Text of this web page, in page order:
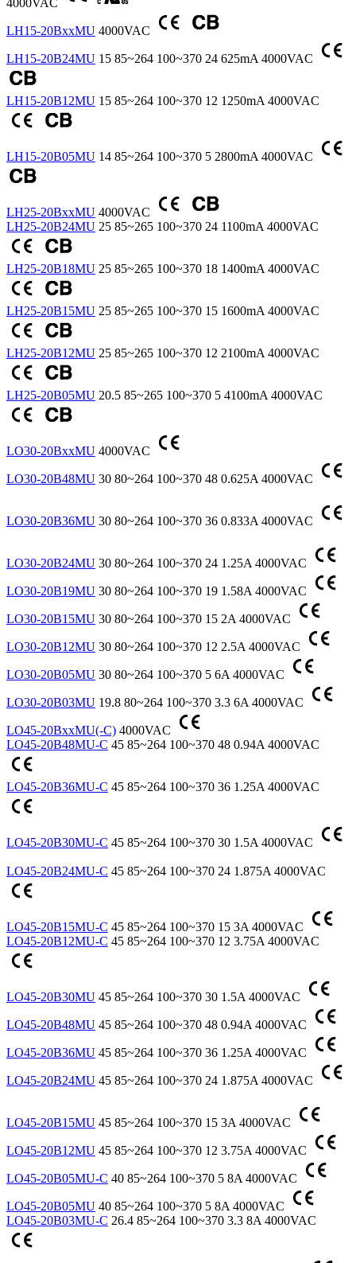
4000VAC
LH15-20BxxMU 4000VAC
LH15-20B24MU 15 85~264 100~370 24 625mA 4000VAC
LH15-20B12MU 15 85~264 100~370 12 1250mA 4000VAC
LH15-20B05MU 14 85~264 100~370 5 2800mA 4000VAC
LH25-20BxxMU 4000VAC
LH25-20B24MU 25 85~265 100~370 24 1100mA 4000VAC
LH25-20B18MU 25 85~265 100~370 18 1400mA 4000VAC
LH25-20B15MU 25 85~265 100~370 15 1600mA 4000VAC
LH25-20B12MU 25 85~265 100~370 12 2100mA 4000VAC
LH25-20B05MU 20.5 85~265 100~370 5 4100mA 4000VAC
LO30-20BxxMU 4000VAC
LO30-20B48MU 30 80~264 100~370 48 0.625A 4000VAC
LO30-20B36MU 30 80~264 100~370 36 0.833A 4000VAC
LO30-20B24MU 30 80~264 100~370 24 1.25A 4000VAC
LO30-20B19MU 30 80~264 100~370 19 1.58A 4000VAC
LO30-20B15MU 30 80~264 100~370 15 2A 4000VAC
LO30-20B12MU 30 80~264 100~370 12 2.5A 4000VAC
LO30-20B05MU 30 80~264 100~370 5 6A 4000VAC
LO30-20B03MU 19.8 80~264 100~370 3.3 6A 4000VAC
LO45-20BxxMU(-C) 4000VAC
LO45-20B48MU-C 45 85~264 100~370 48 0.94A 4000VAC
LO45-20B36MU-C 45 85~264 100~370 36 1.25A 4000VAC
LO45-20B30MU-C 45 85~264 100~370 30 1.5A 4000VAC
LO45-20B24MU-C 45 85~264 100~370 24 1.875A 4000VAC
LO45-20B15MU-C 45 85~264 100~370 15 3A 4000VAC
LO45-20B12MU-C 45 85~264 100~370 12 3.75A 4000VAC
LO45-20B30MU 45 85~264 100~370 30 1.5A 4000VAC
LO45-20B48MU 45 85~264 100~370 48 0.94A 4000VAC
LO45-20B36MU 45 85~264 100~370 36 1.25A 4000VAC
LO45-20B24MU 45 85~264 100~370 24 1.875A 4000VAC
LO45-20B15MU 45 85~264 100~370 15 3A 4000VAC
LO45-20B12MU 45 85~264 100~370 12 3.75A 4000VAC
LO45-20B05MU-C 40 85~264 100~370 5 8A 4000VAC
LO45-20B05MU 40 85~264 100~370 5 8A 4000VAC
LO45-20B03MU-C 26.4 85~264 100~370 3.3 8A 4000VAC